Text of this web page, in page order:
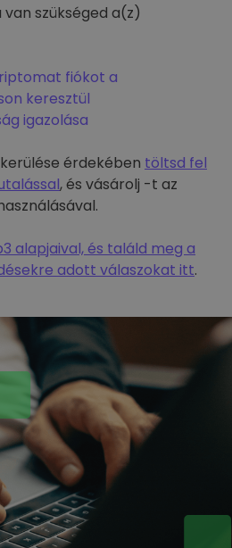
szükséged a(z)
fiókot a
keresztül
igazolása
érdekében töltsd fel
, és vásárolj -t az
alapjaival, és találd meg a
adott válaszokat itt.